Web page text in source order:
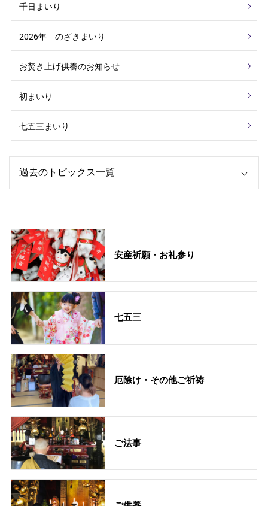
千日まいり
2026年 のざきまいり
お焚き上げ供養のお知らせ
初まいり
七五三まいり
安産祈願・お礼参り
七五三
厄除け・その他ご祈祷
ご法事